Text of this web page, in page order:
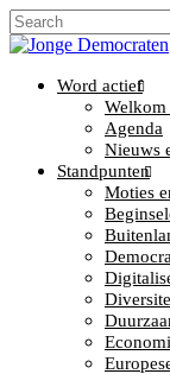
Word actief
Welkom
Agenda
Nieuws
Standpunten
Moties